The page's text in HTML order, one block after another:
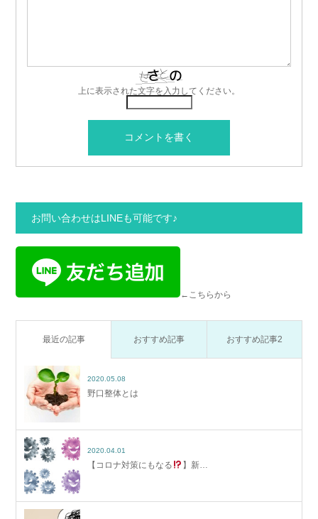
上に表示された文字を入力してください。
お問い合わせはLINEも可能です♪
←こちらから
最近の記事 おすすめ記事 おすすめ記事2
2020.05.08
野口整体とは
2020.04.01
【コロナ対策にもなる 】新…